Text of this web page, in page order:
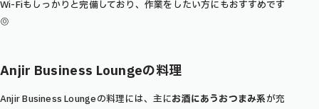
Wi-Fiもしっかりと完備しており、作業をしたい方にもおすすめです
◎
Anjir Business Loungeの料理
Anjir Business Loungeの料理には、主にお酒にあうおつまみ系が充